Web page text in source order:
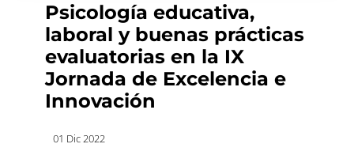
Psicología educativa,
laboral y buenas prácticas
evaluatorias en la IX
Jornada de Excelencia e
Innovación
01 Dic 2022